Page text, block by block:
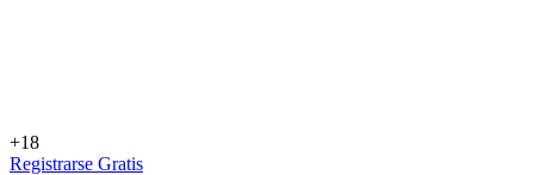
+18
Registrarse Gratis